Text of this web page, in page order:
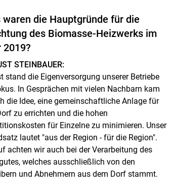
waren die Hauptgründe für die
des Biomasse-Heizwerks im
2019?
STEINBAUER:
stand die Eigenversorgung unserer Betriebe
In Gesprächen mit vielen Nachbarn kam
die Idee, eine gemeinschaftliche Anlage für
zu errichten und die hohen
für Einzelne zu minimieren. Unser
lautet "aus der Region - für die Region".
achten wir auch bei der Verarbeitung des
welches ausschließlich von den
und Abnehmern aus dem Dorf stammt.